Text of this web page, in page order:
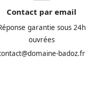
Contact par email
garantie sous 24h
ouvrées
badoz.fr